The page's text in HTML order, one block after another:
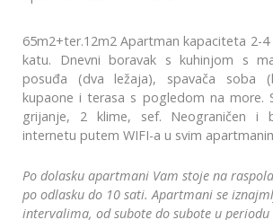
65m2+ter.12m2 Apartman kapaciteta 2-
katu. Dnevni boravak s kuhinjom s
posuđa (dva ležaja), spavača soba
kupaone i terasa s pogledom na more.
grijanje, 2 klime, sef. Neograničen i
internetu putem WIFI-a u svim
Po dolasku apartmani Vam stoje na
po odlasku do 10 sati. Apartmani se
intervalima, od subote do subote u periodu